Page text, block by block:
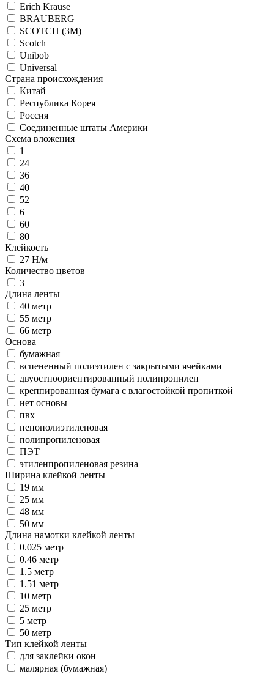
Erich Krause
BRAUBERG
SCOTCH (3M)
Scotch
Unibob
Universal
Страна происхождения
Китай
Республика Корея
Россия
Соединенные штаты Америки
Схема вложения
1
24
36
40
52
6
60
80
Клейкость
27 Н/м
Количество цветов
3
Длина ленты
40 метр
55 метр
66 метр
Основа
бумажная
вспененный полиэтилен с закрытыми ячейками
двуостноориентированный полипропилен
креппированная бумага с влагостойкой пропиткой
нет основы
пвх
пенополиэтиленовая
полипропиленовая
ПЭТ
этиленпропиленовая резина
Ширина клейкой ленты
19 мм
25 мм
48 мм
50 мм
Длина намотки клейкой ленты
0.025 метр
0.46 метр
1.5 метр
1.51 метр
10 метр
25 метр
5 метр
50 метр
Тип клейкой ленты
для заклейки окон
малярная (бумажная)